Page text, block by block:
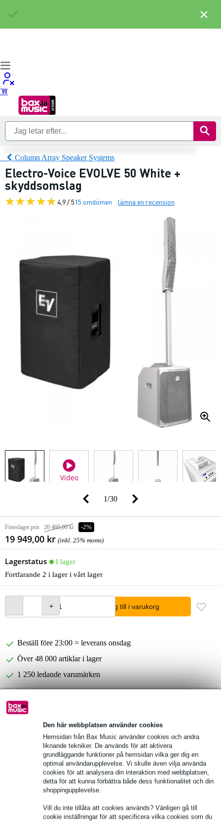
Den här webbplatsen använder cookies
Hemsidan från Bax Music använder cookies och andra
liknande tekniker. De används för att aktivera
grundläggande funktioner på hemsidan vilka ger dig en
optimal användarupplevelse. Vi skulle även vilja använda
cookies för att analysera din interaktion med webbplatsen,
detta för att kunna förbättra både dess funktionalitet och din
shoppingupplevelse.
Vill du inte tillåta att cookies används? Vänligen gå till
cookie inställningar för att specificera vilka cookies som du
Column Array Speaker Systems
Electro-Voice EVOLVE 50 White +
skyddsomslag
4,9 / 515 omdömen lämna en recension
Video
1/30
Föreslaget pris 20 460,00 kr -2%
19 949,00 kr (inkl. 25% moms)
Lagerstatus
I lager
Fortfarande 2 i lager i vårt lager
lägg till i varukorg
Beställ före 23:00 = leverans onsdag
Över 48 000 artiklar i lager
1 250 ledande varumärken
Produktinformation
Fullständiga specifikationer
Se även (5)
×